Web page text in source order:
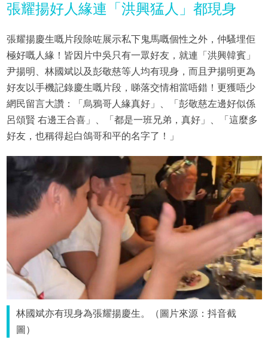
張耀揚好人緣連「洪興猛人」都現身
張耀揚慶生嘅片段除咗展示私下鬼馬嘅個性之外，仲騷埋佢
極好嘅人緣！皆因片中吳只有一眾好友，就連「洪興韓賓」
尹揚明、林國斌以及彭敬慈等人均有現身，而且尹揚明更為
好友以手機記錄慶生嘅片段，睇落交情相當唔錯！更獲唔少
網民留言大讚：「烏鴉哥人緣真好」、「彭敬慈左邊好似係
呂頌賢 右邊王合喜」、「都是一班兄弟，真好」、「這麼多
好友，也稱得起白鴿哥和平的名字了！」
林國斌亦有現身為張耀揚慶生。（圖片來源：抖音截
圖）